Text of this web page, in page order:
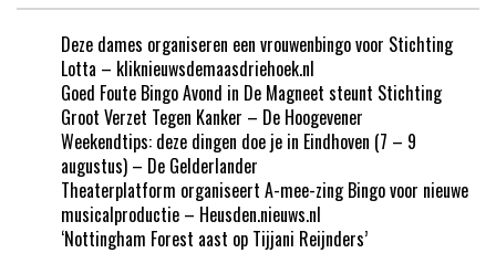
Deze dames organiseren een vrouwenbingo voor Stichting
Lotta – kliknieuwsdemaasdriehoek.nl
Goed Foute Bingo Avond in De Magneet steunt Stichting
Groot Verzet Tegen Kanker – De Hoogevener
Weekendtips: deze dingen doe je in Eindhoven (7 – 9
augustus) – De Gelderlander
Theaterplatform organiseert A-mee-zing Bingo voor nieuwe
musicalproductie – Heusden.nieuws.nl
‘Nottingham Forest aast op Tijjani Reijnders’